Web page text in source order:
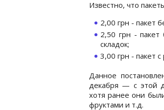
Известно, что
2,00 грн - пакет
2,50 грн - пакет
складок;
3,00 грн - пакет
Данное
декабря — с этой
хотя ранее они
фруктами и т.д.